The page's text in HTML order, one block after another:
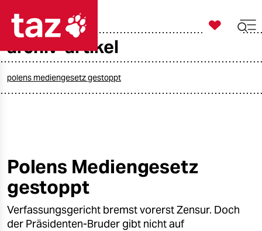
taz zahl ich
öko
gesellschaft
kultur

taz zahl ich
archiv-artikel
polens mediengesetz gestoppt
Polens Mediengesetz
gestoppt
Verfassungsgericht bremst vorerst Zensur. Doch
der Präsidenten-Bruder gibt nicht auf